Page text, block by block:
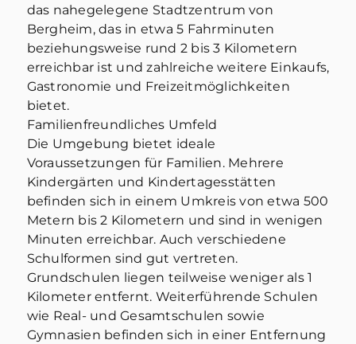
das nahegelegene Stadtzentrum von
Bergheim, das in etwa 5 Fahrminuten
beziehungsweise rund 2 bis 3 Kilometern
erreichbar ist und zahlreiche weitere Einkaufs,
Gastronomie und Freizeitmöglichkeiten
bietet.
Familienfreundliches Umfeld
Die Umgebung bietet ideale
Voraussetzungen für Familien. Mehrere
Kindergärten und Kindertagesstätten
befinden sich in einem Umkreis von etwa 500
Metern bis 2 Kilometern und sind in wenigen
Minuten erreichbar. Auch verschiedene
Schulformen sind gut vertreten.
Grundschulen liegen teilweise weniger als 1
Kilometer entfernt. Weiterführende Schulen
wie Real- und Gesamtschulen sowie
Gymnasien befinden sich in einer Entfernung